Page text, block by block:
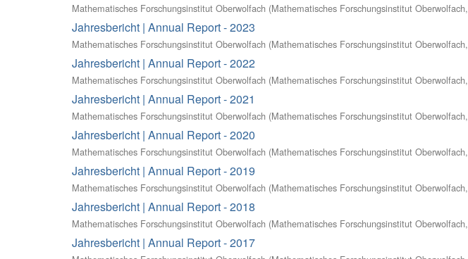
Mathematisches Forschungsinstitut Oberwolfach (Mathematisches Forschungsinstitut Oberwolfach,
Jahresbericht | Annual Report - 2023
Mathematisches Forschungsinstitut Oberwolfach (Mathematisches Forschungsinstitut Oberwolfach,
Jahresbericht | Annual Report - 2022
Mathematisches Forschungsinstitut Oberwolfach (Mathematisches Forschungsinstitut Oberwolfach,
Jahresbericht | Annual Report - 2021
Mathematisches Forschungsinstitut Oberwolfach (Mathematisches Forschungsinstitut Oberwolfach,
Jahresbericht | Annual Report - 2020
Mathematisches Forschungsinstitut Oberwolfach (Mathematisches Forschungsinstitut Oberwolfach,
Jahresbericht | Annual Report - 2019
Mathematisches Forschungsinstitut Oberwolfach (Mathematisches Forschungsinstitut Oberwolfach,
Jahresbericht | Annual Report - 2018
Mathematisches Forschungsinstitut Oberwolfach (Mathematisches Forschungsinstitut Oberwolfach,
Jahresbericht | Annual Report - 2017